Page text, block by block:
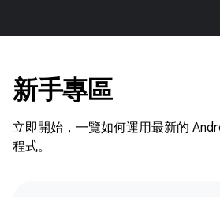
新手專區
立即開始，一覽如何運用最新的
程式。